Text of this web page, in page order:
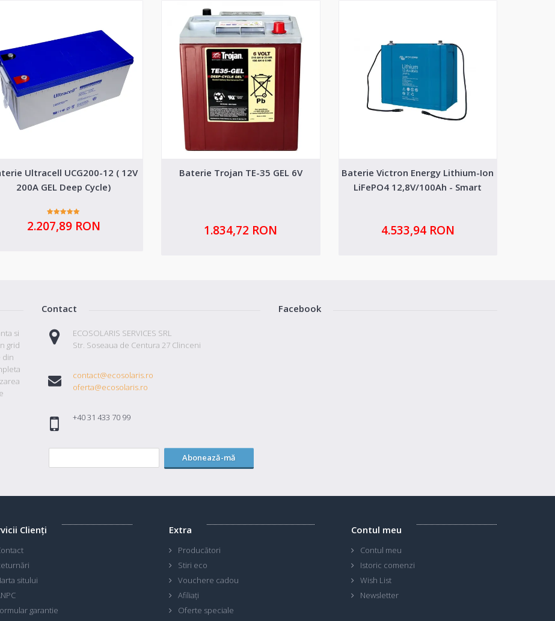
Ultracell UCG200-12 ( 12V
200A GEL Deep Cycle)
2.207,89 RON
Baterie Trojan TE-35 GEL 6V
1.834,72 RON
Baterie Victron Energy Lithium-Ion
LiFePO4 12,8V/100Ah - Smart
4.533,94 RON
si
grid
din
Contact
ECOSOLARIS SERVICES SRL
Str. Soseaua de Centura 27 Clinceni
contact@ecosolaris.ro
oferta@ecosolaris.ro
+40 31 433 70 99
Facebook
Abonează-mă
Clienţi
sitului
garantie
Extra
Producători
Stiri eco
Vouchere cadou
Afiliaţi
Oferte speciale
Contul meu
Contul meu
Istoric comenzi
Wish List
Newsletter